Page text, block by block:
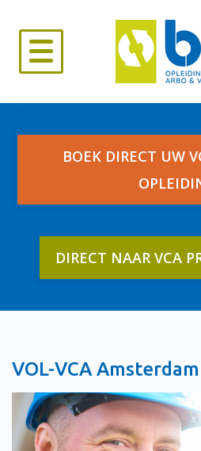
content
BOEK DIRECT UW
DIRECT NAAR VCA
VOL-VCA Amsterdam